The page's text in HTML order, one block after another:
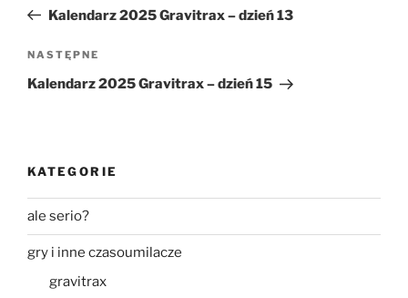
wpisKalendarz 2025 Gravitrax – dzień 13
Następny
wpis
NASTĘPNE
Kalendarz 2025 Gravitrax – dzień 15
KATEGORIE
ale serio?
gry i inne czasoumilacze
gravitrax